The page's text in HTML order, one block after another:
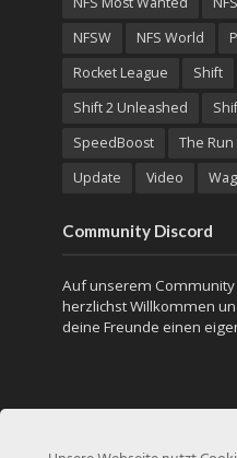
NFSW
NFS World
Rocket League
Shift
Shift 2 Unleashed
SpeedBoost
The Run
Update
Video
Community Discord
Auf unserem
herzlichst Willkommen
deine Freunde einen